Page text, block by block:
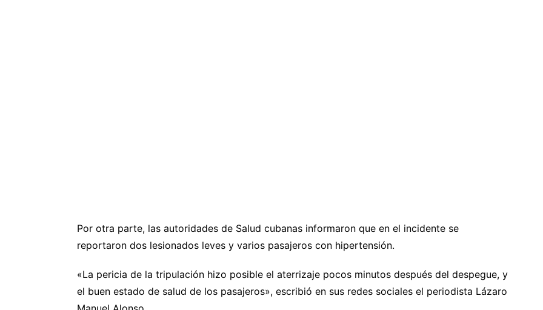
Por otra parte, las autoridades de Salud cubanas informaron que en el incidente se
reportaron dos lesionados leves y varios pasajeros con hipertensión.
«La pericia de la tripulación hizo posible el aterrizaje pocos minutos después del despegue, y
el buen estado de salud de los pasajeros», escribió en sus redes sociales el periodista Lázaro